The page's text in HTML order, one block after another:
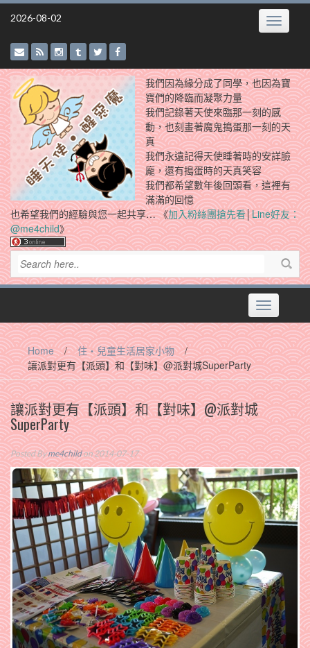
Skip
2026-08-02 Toggle
我們因為緣分成了同學，也因為寶
寶們的降臨而凝聚力量
我們記錄著天使來臨那一刻的感
動，也刻畫著魔鬼搗蛋那一刻的天
真
我們永遠記得天使睡著時的安詳臉
龐，還有搗蛋時的天真笑容
我們都希望數年後回頭看，這裡有
滿滿的回憶
也希望我們的經驗與您一起共享… 《加入粉絲團搶先看│Line好友：
@me4child》
Toggle
navigation
Home / 住‧兒童生活居家小物
/
讓派對更有【派頭】和【對味】@派對城SuperParty
讓派對更有【派頭】和【對味】@派對城
SuperParty
Posted Byme4childon 2014-07-17